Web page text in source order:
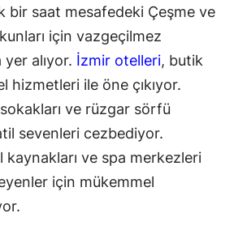
bir saat mesafedeki Çeşme ve
için vazgeçilmez
yer alıyor. İzmir otelleri, butik
hizmetleri ile öne çıkıyor.
ve rüzgar sörfü
sevenleri cezbediyor.
kaynakları ve spa merkezleri
için mükemmel